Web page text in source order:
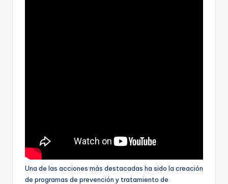
Una de las acciones más destacadas ha sido la creación
de programas de prevención y tratamiento de